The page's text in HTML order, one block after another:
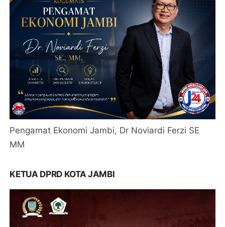
Pengamat Ekonomi Jambi, Dr Noviardi Ferzi SE
MM
KETUA DPRD KOTA JAMBI